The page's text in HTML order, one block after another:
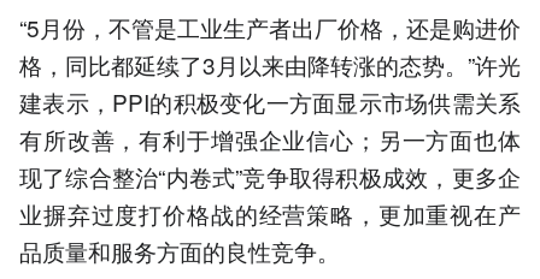
“5月份，不管是工业生产者出厂价格，还是购进价
格，同比都延续了3月以来由降转涨的态势。”许光
建表示，PPI的积极变化一方面显示市场供需关系
有所改善，有利于增强企业信心；另一方面也体
现了综合整治“内卷式”竞争取得积极成效，更多企
业摒弃过度打价格战的经营策略，更加重视在产
品质量和服务方面的良性竞争。